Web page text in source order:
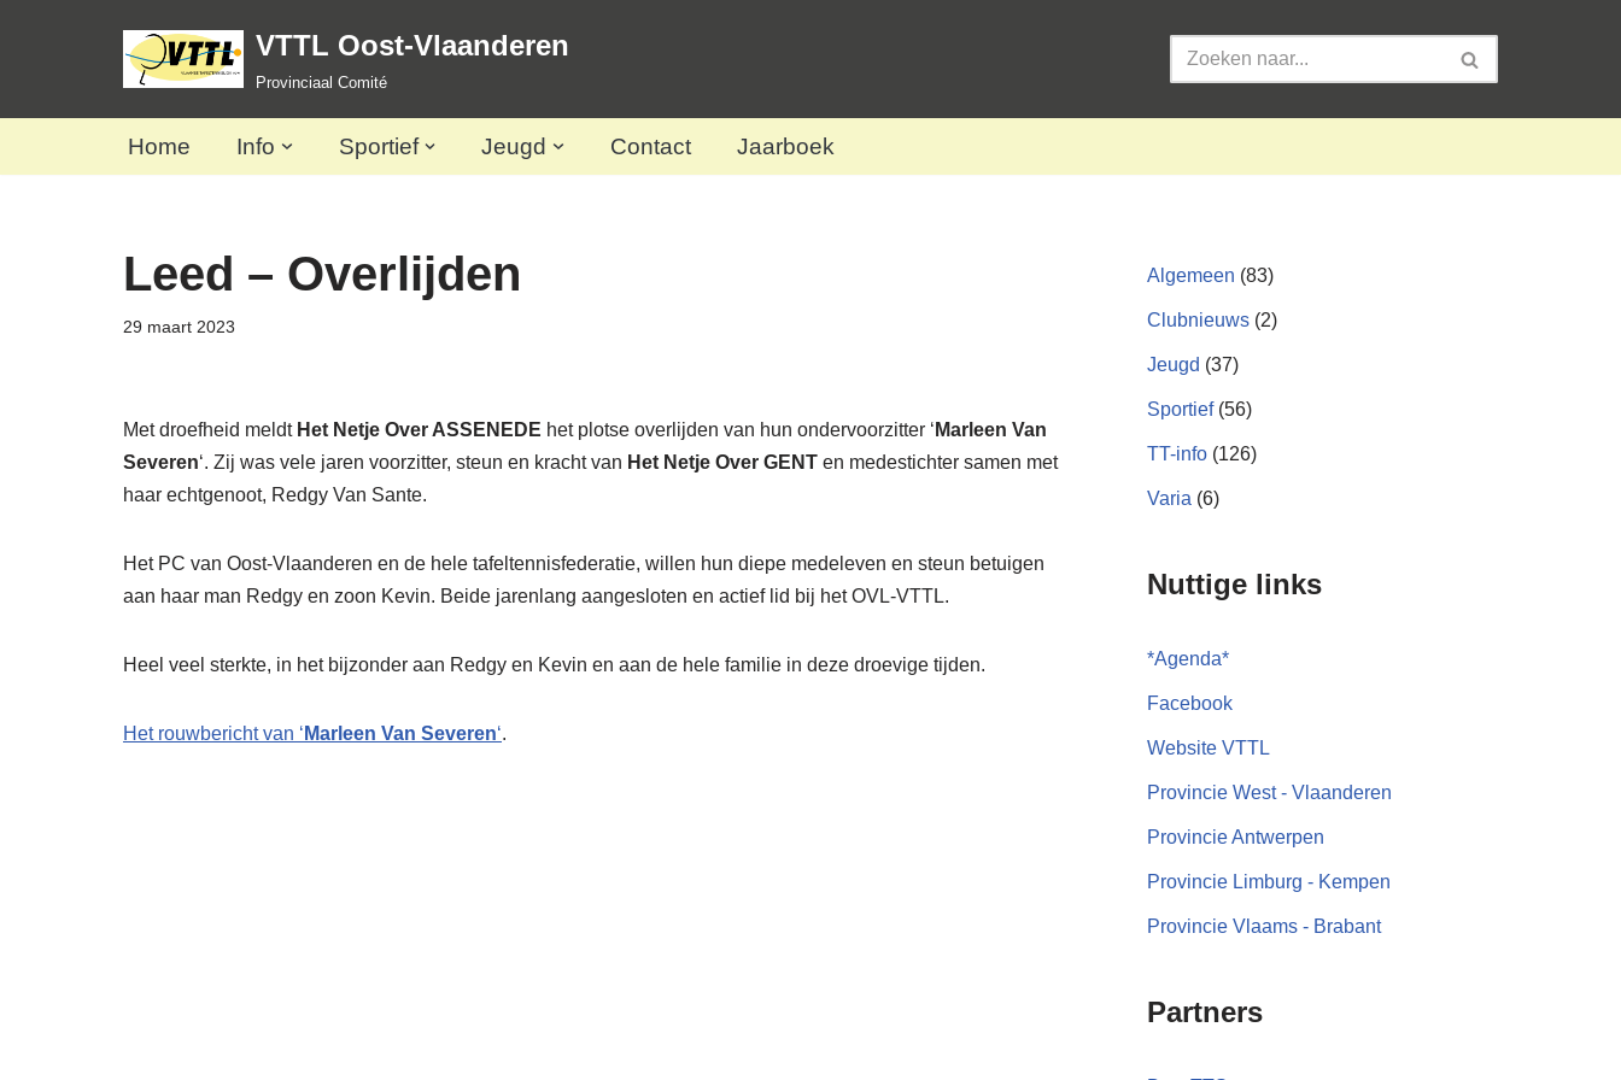
VTTL Oost-Vlaanderen
Provinciaal Comité
Home Info Sportief Jeugd Contact Jaarboek
Leed – Overlijden
29 maart 2023
Met droefheid meldt Het Netje Over ASSENEDE het plotse overlijden van hun ondervoorzitter ‘ Marleen Van
Severen‘. Zij was vele jaren voorzitter, steun en kracht van Het Netje Over GENT en medestichter samen met
haar echtgenoot, Redgy Van Sante.
Het PC van Oost-Vlaanderen en de hele tafeltennisfederatie, willen hun diepe medeleven en steun betuigen
aan haar man Redgy en zoon Kevin. Beide jarenlang aangesloten en actief lid bij het OVL-VTTL.
Heel veel sterkte, in het bijzonder aan Redgy en Kevin en aan de hele familie in deze droevige tijden.
Het rouwbericht van ‘ Marleen Van Severen‘.
Algemeen (83)
Clubnieuws (2)
Jeugd (37)
Sportief(56)
TT-info (126)
Varia (6)
Nuttige links
*Agenda*
Facebook
Website VTTL
Provincie West - Vlaanderen
Provincie Antwerpen
Provincie Limburg - Kempen
Provincie Vlaams - Brabant
Partners